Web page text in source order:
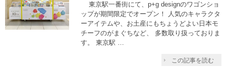
東京駅一番街にて、p+g designのワゴンショ
ップが期間限定でオープン！ 人気のキャラクタ
ーアイテムや、お土産にもちょうどよい日本モ
チーフのがまぐちなど、 多数取り扱っておりま
す。 東京駅 …
この記事を読む